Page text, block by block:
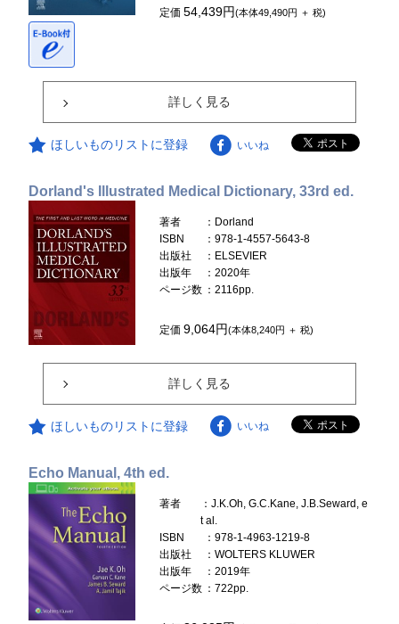
定価54,439円(本体49,490円 ＋ 税)
詳しく見る
ほしいものリストに登録 いいね
Dorland's Illustrated Medical Dictionary, 33rd ed.
著者
：Dorland
ISBN
：978-1-4557-5643-8
出版社
：ELSEVIER
出版年
：2020年
ページ数 ：2116pp.
定価9,064円(本体8,240円 ＋ 税)
詳しく見る
ほしいものリストに登録 いいね
Echo Manual, 4th ed.
著者
：J.K.Oh, G.C.Kane, J.B.Seward, e
t al.
ISBN
：978-1-4963-1219-8
出版社
：WOLTERS KLUWER
出版年
：2019年
ページ数 ：722pp.